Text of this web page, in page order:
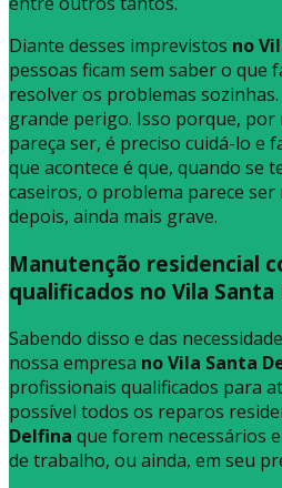
Diante desses imprevistos no
pessoas ficam sem saber o que
resolver os problemas
grande perigo. Isso porque,
pareça ser, é preciso cuidá-lo e
que acontece é que, quando se
caseiros, o problema parece
depois, ainda mais grave.
Manutenção residencial
qualificados no Vila Santa
Sabendo disso e das
nossa empresa no Vila Santa
profissionais qualificados para
possível todos os reparos
Delfina que forem necessários
de trabalho, ou ainda, em seu